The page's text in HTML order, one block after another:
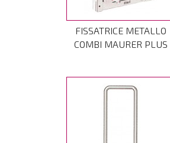
FISSATRICE METALLO
COMBI MAURER PLUS